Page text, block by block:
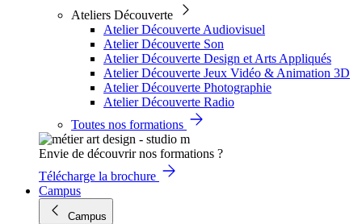
Ateliers Découverte
Atelier Découverte Audiovisuel
Atelier Découverte Son
Atelier Découverte Design et Arts Appliqués
Atelier Découverte Jeux Vidéo & Animation 3D
Atelier Découverte Photographie
Atelier Découverte Radio
Toutes nos formations
Envie de découvrir nos formations ?
Télécharge la brochure
Campus
Campus